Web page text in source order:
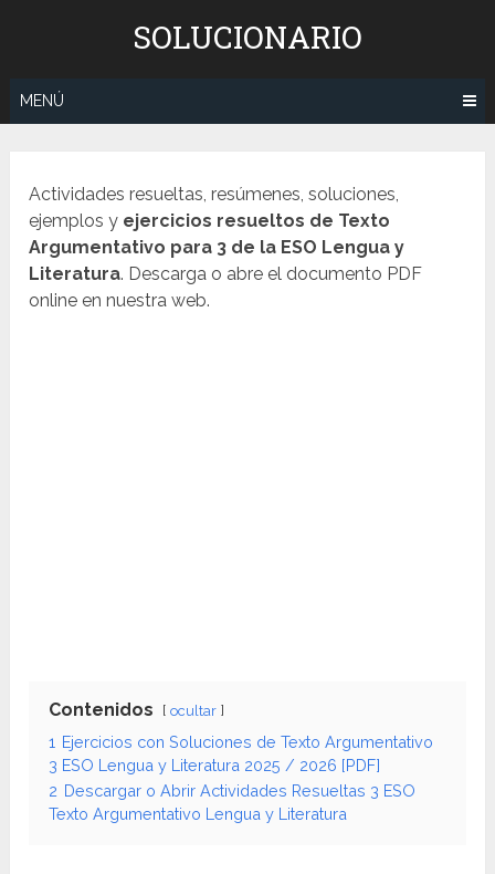
SOLUCIONARIO
MENÚ
Actividades resueltas, resúmenes, soluciones,
ejemplos y ejercicios resueltos de Texto
Argumentativo para 3 de la ESO Lengua y
Literatura. Descarga o abre el documento PDF
online en nuestra web.
Contenidos ocultar
1 Ejercicios con Soluciones de Texto Argumentativo
3 ESO Lengua y Literatura 2025 / 2026 [PDF]
2 Descargar o Abrir Actividades Resueltas 3 ESO
Texto Argumentativo Lengua y Literatura